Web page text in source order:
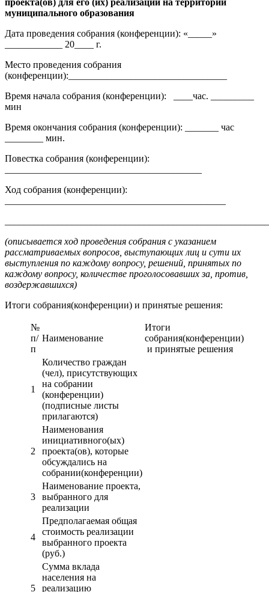
проекта(ов) для его (их) реализации на территории
муниципального образования
Дата проведения собрания (конференции): «_____»
____________ 20____ г.
Место проведения собрания
(конференции):_________________________________
Время начала собрания (конференции): ____час. _________
мин
Время окончания собрания (конференции): _______ час
________ мин.
Повестка собрания (конференции):
Ход собрания (конференции):
(описывается ход проведения собрания с указанием
рассматриваемых вопросов, выступающих лиц и сути их
выступления по каждому вопросу, решений, принятых по
каждому вопросу, количестве проголосовавших за, против,
воздержавшихся)
Итоги собрания(конференции) и принятые решения:
№
п/
п
Наименование
Итоги
собрания(конференции)
и принятые решения
1
Количество граждан
(чел), присутствующих
на собрании
(конференции)
(подписные листы
прилагаются)
2
Наименования
инициативного(ых)
проекта(ов), которые
обсуждались на
собрании(конференции)
3
Наименование проекта,
выбранного для
реализации
4
Предполагаемая общая
стоимость реализации
выбранного проекта
(руб.)
5
Сумма вклада
населения на
реализацию